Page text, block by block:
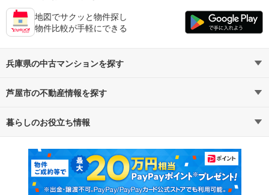
地図でサクッと物件探し
物件比較が手軽にできる
兵庫県の中古マンションを探す
路線・駅から探す
通勤・通学時間から探す
芦屋市の不動産情報を探す
不動産・住宅
新築マンション 中古マンション
新築一戸建て 中古一戸建て
暮らしのお役立ち情報
マンションカタログ 教えて！住まいの先生